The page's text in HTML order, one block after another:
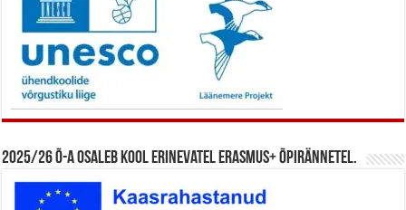
2025/26 õ-a osaleb kool erinevatel Erasmus+ õpirännetel.